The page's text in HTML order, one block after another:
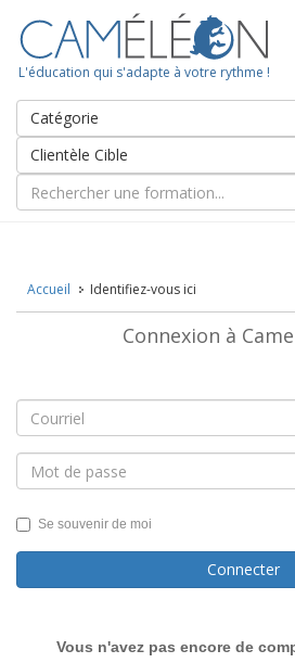
L'éducation qui s'adapte à votre rythme !
Catégorie
Clientèle Cible
Accueil Identifiez-vous ici
Connexion à
Se souvenir de moi
Connecter
Vous n'avez pas encore de